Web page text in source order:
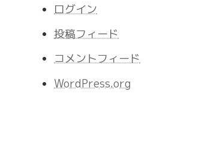
ログイン
投稿フィード
コメントフィード
WordPress.org